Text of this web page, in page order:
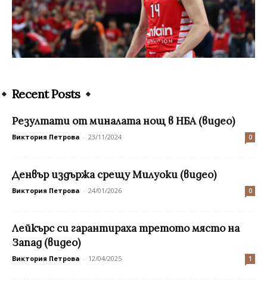
Recent Posts
Резултати от миналата нощ в НБА (видео)
Виктория Петрова - 23/11/2024 0
Денвър издържа срещу Милуоки (видео)
Виктория Петрова - 24/01/2026 0
Лейкърс си гарантираха третото място на
Запад (видео)
Виктория Петрова - 12/04/2025 1